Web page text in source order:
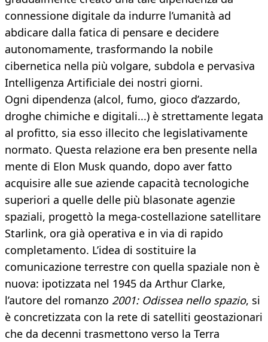
connessione digitale da indurre l’umanità ad
abdicare dalla fatica di pensare e decidere
autonomamente, trasformando la nobile
cibernetica nella più volgare, subdola e pervasiva
Intelligenza Artificiale dei nostri giorni.
Ogni dipendenza (alcol, fumo, gioco d’azzardo,
droghe chimiche e digitali...) è strettamente legata
al profitto, sia esso illecito che legislativamente
normato. Questa relazione era ben presente nella
mente di Elon Musk quando, dopo aver fatto
acquisire alle sue aziende capacità tecnologiche
superiori a quelle delle più blasonate agenzie
spaziali, progettò la mega-costellazione satellitare
Starlink, ora già operativa e in via di rapido
completamento. L’idea di sostituire la
comunicazione terrestre con quella spaziale non è
nuova: ipotizzata nel 1945 da Arthur Clarke,
l’autore del romanzo 2001: Odissea nello spazio, si
è concretizzata con la rete di satelliti geostazionari
che da decenni trasmettono verso la Terra